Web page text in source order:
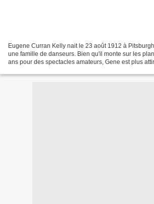
Eugene Curran Kelly nait le 23 août 1912 à
une famille de danseurs. Bien qu'il monte sur les
ans pour des spectacles amateurs, Gene est plus